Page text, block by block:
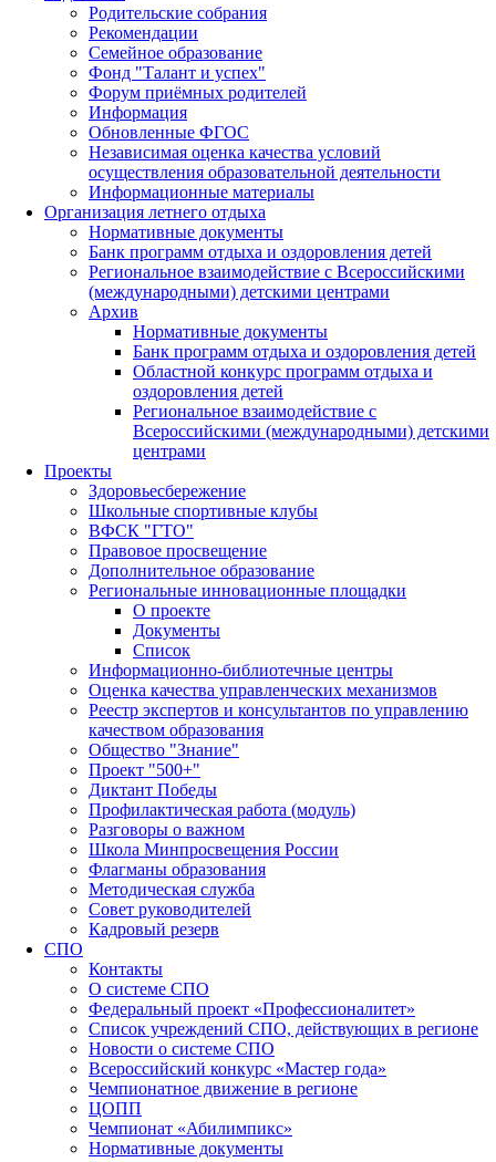
Родительские собрания
Рекомендации
Семейное образование
Фонд "Талант и успех"
Форум приёмных родителей
Информация
Обновленные ФГОС
Независимая оценка качества условий
осуществления образовательной деятельности
Информационные материалы
Организация летнего отдыха
Нормативные документы
Банк программ отдыха и оздоровления детей
Региональное взаимодействие с Всероссийскими
(международными) детскими центрами
Архив
Нормативные документы
Банк программ отдыха и оздоровления детей
Областной конкурс программ отдыха и
оздоровления детей
Региональное взаимодействие с
Всероссийскими (международными) детскими
центрами
Проекты
Здоровьесбережение
Школьные спортивные клубы
ВФСК "ГТО"
Правовое просвещение
Дополнительное образование
Региональные инновационные площадки
О проекте
Документы
Список
Информационно-библиотечные центры
Оценка качества управленческих механизмов
Реестр экспертов и консультантов по управлению
качеством образования
Общество "Знание"
Проект "500+"
Диктант Победы
Профилактическая работа (модуль)
Разговоры о важном
Школа Минпросвещения России
Флагманы образования
Методическая служба
Совет руководителей
Кадровый резерв
СПО
Контакты
О системе СПО
Федеральный проект «Профессионалитет»
Список учреждений СПО, действующих в регионе
Новости о системе СПО
Всероссийский конкурс «Мастер года»
Чемпионатное движение в регионе
ЦОПП
Чемпионат «Абилимпикс»
Нормативные документы